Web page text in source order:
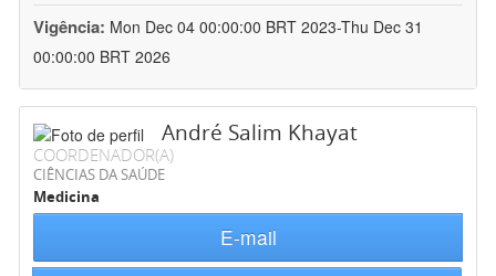
Vigência: Mon Dec 04 00:00:00 BRT 2023-Thu Dec 31
00:00:00 BRT 2026
André Salim Khayat
COORDENADOR(A)
CIÊNCIAS DA SAÚDE
Medicina
E-mail